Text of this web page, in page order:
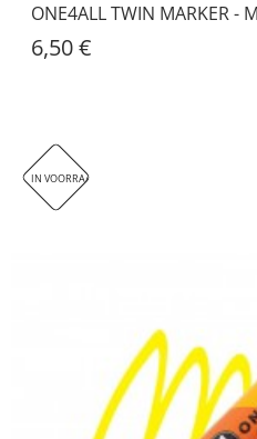
ONE4ALL TWIN MARKER -
6,50 €
IN VOORRAAD